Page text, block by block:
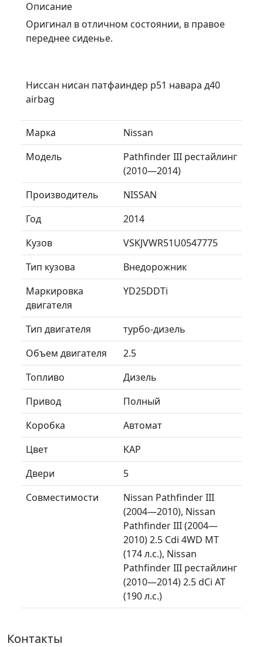
Описание
Оригинал в отличном состоянии, в правое
переднее сиденье.
Ниссан нисан патфаиндер р51 навара д40
airbag
Марка
Nissan
Модель
Pathfinder III рестайлинг
(2010—2014)
Производитель
NISSAN
Год
2014
Кузов
VSKJVWR51U0547775
Тип кузова
Внедорожник
Маркировка
двигателя
YD25DDTi
Тип двигателя
турбо-дизель
Объем двигателя
2.5
Топливо
Дизель
Привод
Полный
Коробка
Автомат
Цвет
KAP
Двери
5
Совместимости
Nissan Pathfinder III
(2004—2010), Nissan
Pathfinder III (2004—
2010) 2.5 Cdi 4WD MT
(174 л.с.), Nissan
Pathfinder III рестайлинг
(2010—2014) 2.5 dCi AT
(190 л.с.)
Контакты